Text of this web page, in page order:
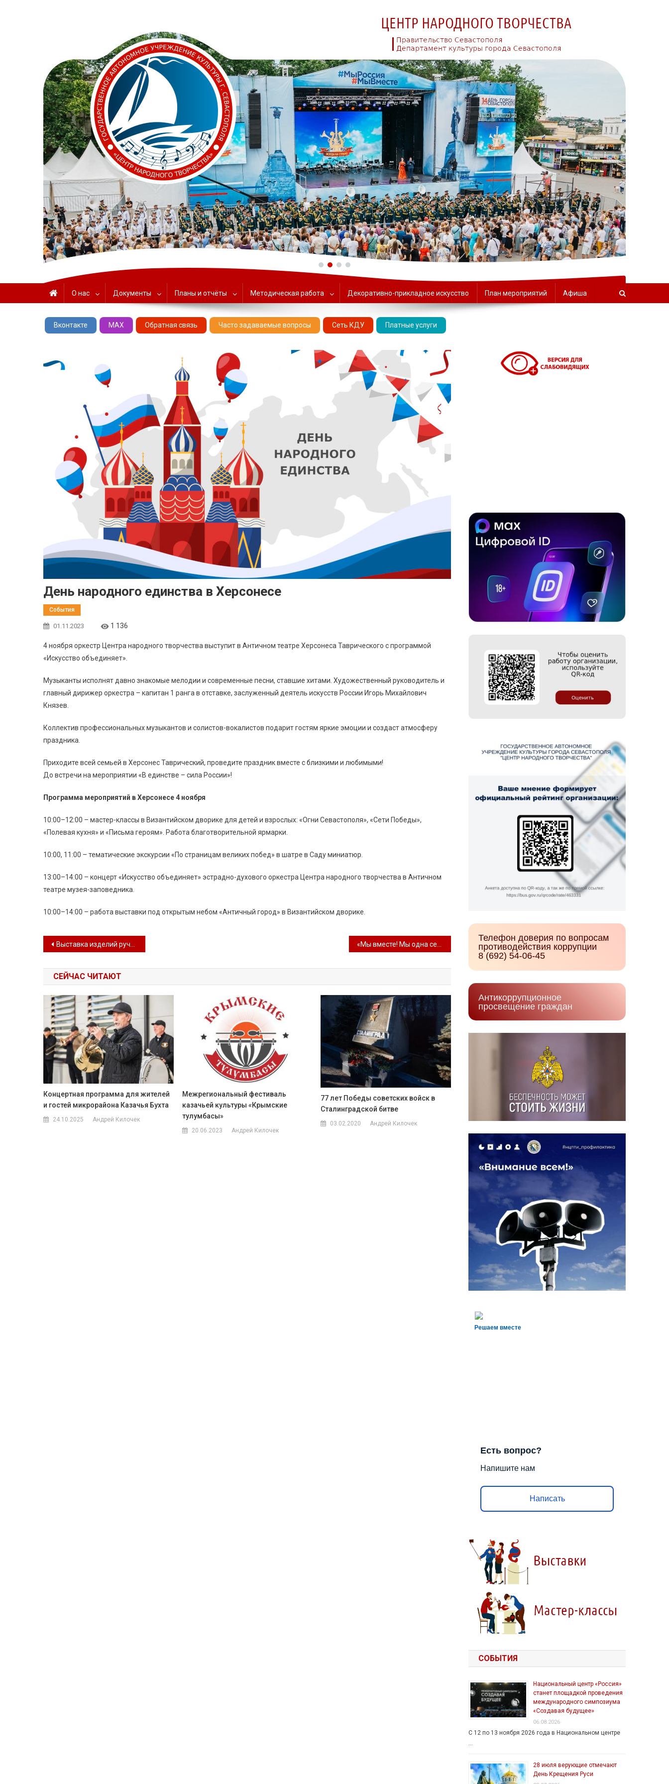
ГАУК «ЦНТ» – Севастопольский Центр народного творчества
О нас Документы Планы и отчёты Методическая работа Декоративно-прикладное искусство План мероприятий Афиша
Вконтакте MAX Обратная связь Часто задаваемые вопросы Сеть КДУ Платные услуги
День народного единства в Херсонесе
События
01.11.2023 1 136
4 ноября оркестр Центра народного творчества выступит в Античном театре Херсонеса Таврического с программой
«Искусство объединяет».
Музыканты исполнят давно знакомые мелодии и современные песни, ставшие хитами. Художественный руководитель и
главный дирижер оркестра – капитан 1 ранга в отставке, заслуженный деятель искусств России Игорь Михайлович
Князев.
Коллектив профессиональных музыкантов и солистов-вокалистов подарит гостям яркие эмоции и создаст атмосферу
праздника.
Приходите всей семьей в Херсонес Таврический, проведите праздник вместе с близкими и любимыми!
До встречи на мероприятии «В единстве – сила России»!
Программа мероприятий в Херсонесе 4 ноября
10:00–12:00 – мастер-классы в Византийском дворике для детей и взрослых: «Огни Севастополя», «Сети Победы»,
«Полевая кухня» и «Письма героям». Работа благотворительной ярмарки.
10:00, 11:00 – тематические экскурсии «По страницам великих побед» в шатре в Саду миниатюр.
13:00–14:00 – концерт «Искусство объединяет» эстрадно-духового оркестра Центра народного творчества в Античном
театре музея-заповедника.
10:00–14:00 – работа выставки под открытым небом «Античный город» в Византийском дворике.
Навигация по записям
Выставка изделий ручной работы «Живая нить традиций»
СЕЙЧАС ЧИТАЮТ
Концертная программа для жителей
и гостей микрорайона Казачья Бухта
24.10.2025 Андрей Килочек
Межрегиональный фестиваль
казачьей культуры «Крымские
тулумбасы»
20.06.2023 Андрей Килочек
77 лет Победы советских войск в
Сталинградской битве
03.02.2020 Андрей Килочек
Телефон доверия по вопросам
противодействия коррупции
8 (692) 54-06-45
Антикоррупционное
просвещение граждан
Решаем вместе
Есть вопрос?
Напишите нам
Написать
СОБЫТИЯ
Национальный центр «Россия»
станет площадкой проведения
международного симпозиума
«Создавая будущее»
06.08.2026
С 12 по 13 ноября 2026 года в Национальном центре
28 июля верующие отмечают
День Крещения Руси